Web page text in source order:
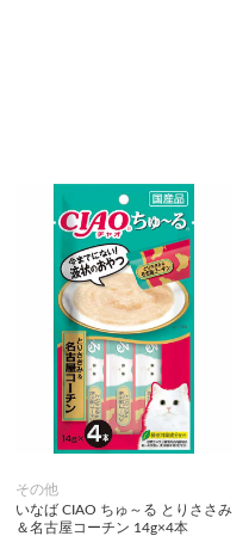
その他
いなば CIAO ちゅ～る とりささみ
＆名古屋コーチン 14g×4本